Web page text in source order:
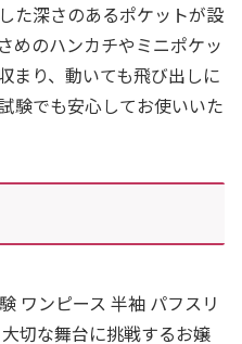
た深さのあるポケットが設
めのハンカチやミニポケッ
まり、動いても飛び出しに
験でも安心してお使いいた
ワンピース 半袖 パフスリ
切な舞台に挑戦するお嬢